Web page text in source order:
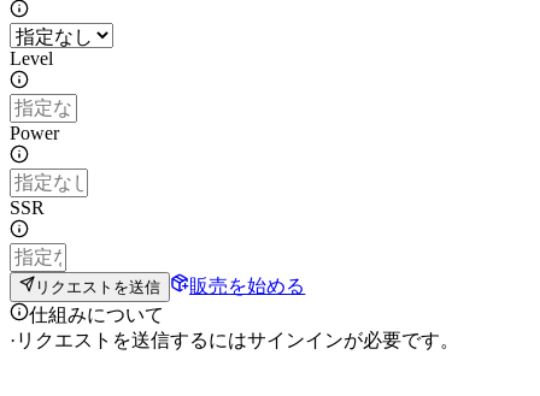
Level
Power
SSR
リクエストを送信
販売を始める
仕組みについて
· リクエストを送信するにはサインインが必要です。